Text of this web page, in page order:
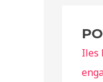
r
c
h
Iles